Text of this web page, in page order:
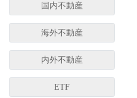
国内不動産
海外不動産
内外不動産
ETF